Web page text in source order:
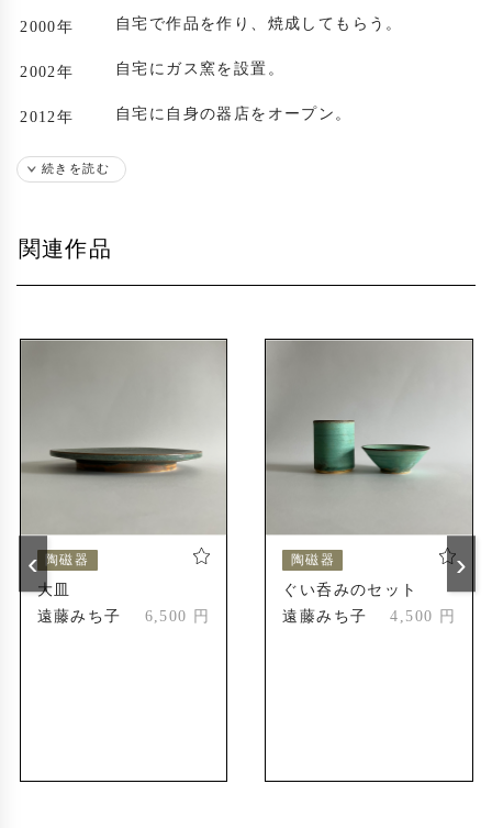
2000年 自宅で作品を作り、焼成してもらう。
2002年 自宅にガス窯を設置。
2012年 自宅に自身の器店をオープン。
出展歴
2005年
受賞歴
2010年
続きを読む
関連作品
陶磁器
大皿
遠藤みち子
6,500 円
陶磁器
ぐい呑みのセット
遠藤みち子
4,500 円
‹ ›